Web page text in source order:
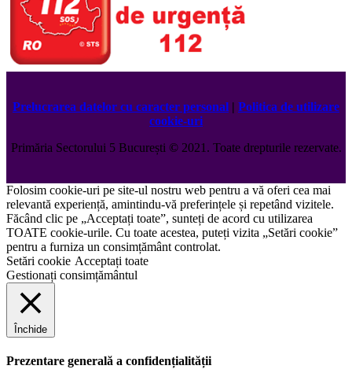
Prelucrarea datelor cu caracter personal | Politica de utilizare
cookie-uri
Primăria Sectorului 5 București ©️2021. Toate drepturile rezervate.
Folosim cookie-uri pe site-ul nostru web pentru a vă oferi cea mai
relevantă experiență, amintindu-vă preferințele și repetând vizitele.
Făcând clic pe „Acceptați toate”, sunteți de acord cu utilizarea
TOATE cookie-urile. Cu toate acestea, puteți vizita „Setări cookie”
pentru a furniza un consimțământ controlat.
Setări cookie Acceptați toate
Gestionați consimțământul
Închide
Prezentare generală a confidențialității